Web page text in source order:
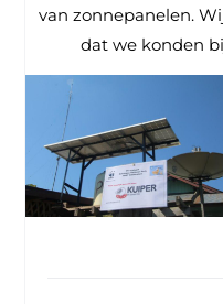
van zonnepanelen.
dat we konden